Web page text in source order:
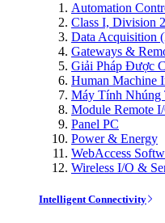
Automation
Class I, Division
Data Acquisition
Gateways &
Giải Pháp Được
Human Machine
Máy Tính
Module Remote
Panel PC
Power & Energy
WebAccess
Wireless I/O &
Intelligent Connectivity